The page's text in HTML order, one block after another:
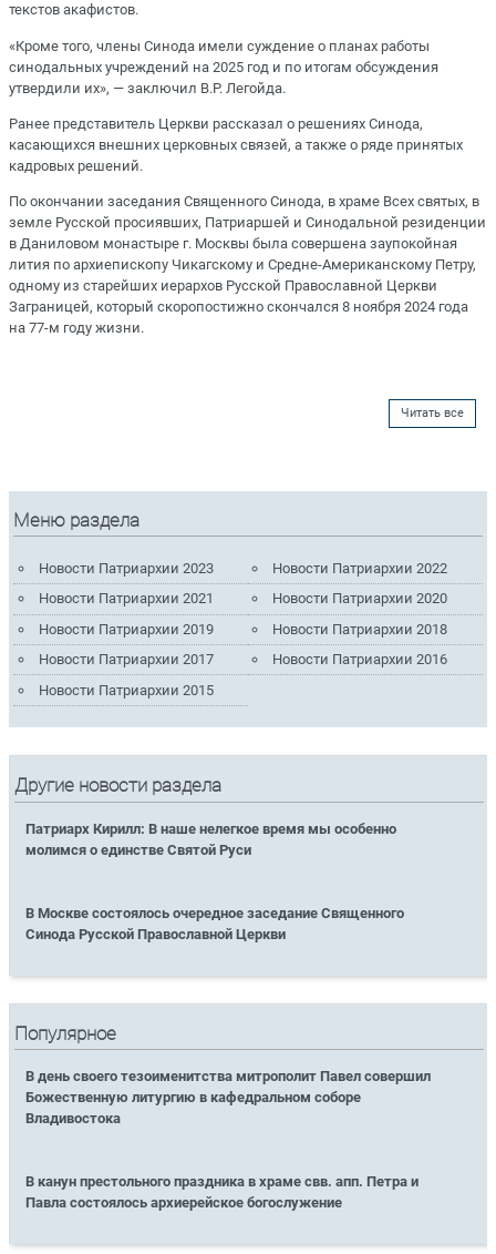
текстов акафистов.
«Кроме того, члены Синода имели суждение о планах работы
синодальных учреждений на 2025 год и по итогам обсуждения
утвердили их», — заключил В.Р. Легойда.
Ранее представитель Церкви рассказал о решениях Синода,
касающихся внешних церковных связей, а также о ряде принятых
кадровых решений.
По окончании заседания Священного Синода, в храме Всех святых, в
земле Русской просиявших, Патриаршей и Синодальной резиденции
в Даниловом монастыре г. Москвы была совершена заупокойная
лития по архиепископу Чикагскому и Средне-Американскому Петру,
одному из старейших иерархов Русской Православной Церкви
Заграницей, который скоропостижно скончался 8 ноября 2024 года
на 77-м году жизни.
Читать все
Меню раздела
Новости Патриархии 2023
Новости Патриархии 2022
Новости Патриархии 2021
Новости Патриархии 2020
Новости Патриархии 2019
Новости Патриархии 2018
Новости Патриархии 2017
Новости Патриархии 2016
Новости Патриархии 2015
Другие новости раздела
Патриарх Кирилл: В наше нелегкое время мы особенно
молимся о единстве Святой Руси
В Москве состоялось очередное заседание Священного
Синода Русской Православной Церкви
Популярное
В день своего тезоименитства митрополит Павел совершил
Божественную литургию в кафедральном соборе
Владивостока
В канун престольного праздника в храме свв. апп. Петра и
Павла состоялось архиерейское богослужение